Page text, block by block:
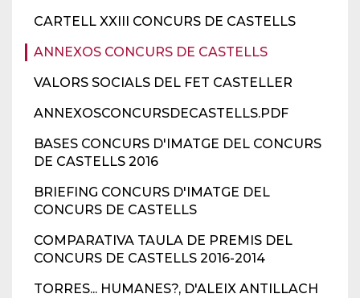
CARTELL XXIII CONCURS DE CASTELLS
ANNEXOS CONCURS DE CASTELLS
VALORS SOCIALS DEL FET CASTELLER
ANNEXOSCONCURSDECASTELLS.PDF
BASES CONCURS D'IMATGE DEL CONCURS
DE CASTELLS 2016
BRIEFING CONCURS D'IMATGE DEL
CONCURS DE CASTELLS
COMPARATIVA TAULA DE PREMIS DEL
CONCURS DE CASTELLS 2016-2014
TORRES... HUMANES?, D'ALEIX ANTILLACH